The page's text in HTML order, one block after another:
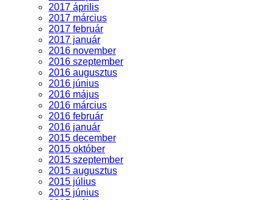
2017 április
2017 március
2017 február
2017 január
2016 november
2016 szeptember
2016 augusztus
2016 június
2016 május
2016 március
2016 február
2016 január
2015 december
2015 október
2015 szeptember
2015 augusztus
2015 július
2015 június